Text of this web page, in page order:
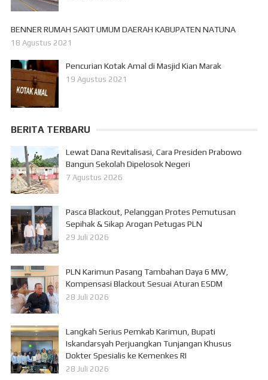
BENNER RUMAH SAKIT UMUM DAERAH KABUPATEN NATUNA
18 Agustus 2021
Pencurian Kotak Amal di Masjid Kian Marak
19 Agustus 2021
BERITA TERBARU
Lewat Dana Revitalisasi, Cara Presiden Prabowo
Bangun Sekolah Dipelosok Negeri
7 Agustus 2026
Pasca Blackout, Pelanggan Protes Pemutusan
Sepihak & Sikap Arogan Petugas PLN
29 Juli 2026
PLN Karimun Pasang Tambahan Daya 6 MW,
Kompensasi Blackout Sesuai Aturan ESDM
28 Juli 2026
Langkah Serius Pemkab Karimun, Bupati
Iskandarsyah Perjuangkan Tunjangan Khusus
Dokter Spesialis ke Kemenkes RI
28 Juli 2026